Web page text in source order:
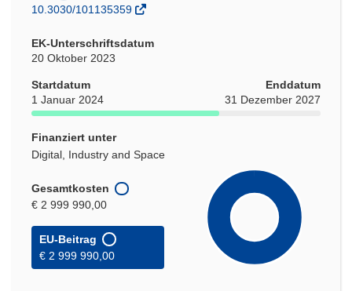
10.3030/101135359
EK-Unterschriftsdatum
20 Oktober 2023
Startdatum
1 Januar 2024
Enddatum
31 Dezember 2027
Finanziert unter
Digital, Industry and Space
Gesamtkosten
€ 2 999 990,00
EU-Beitrag
€ 2 999 990,00